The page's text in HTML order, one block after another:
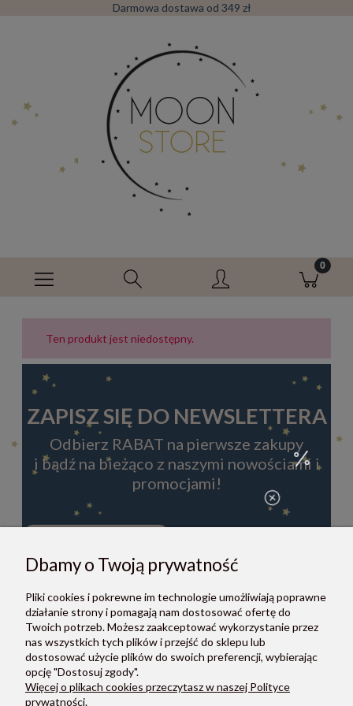
Darmowa dostawa od 349 zł
Ten produkt jest niedostępny.
ZAPISZ SIĘ DO NEWSLETTERA
Odbierz RABAT na pierwsze zakupy
i bądź na bieżąco z naszymi nowościami i
promocjami!
ZAPISZ SIĘ
Zapisując się do newslettera, akceptujesz Regulamin i Politykę
prywatności.
O NAS
Dbamy o Twoją prywatność
Pliki cookies i pokrewne im technologie umożliwiają poprawne
działanie strony i pomagają nam dostosować ofertę do
Twoich potrzeb. Możesz zaakceptować wykorzystanie przez
nas wszystkich tych plików i przejść do sklepu lub
dostosować użycie plików do swoich preferencji, wybierając
opcję "Dostosuj zgody".
Więcej o plikach cookies przeczytasz w naszej Polityce
prywatności.